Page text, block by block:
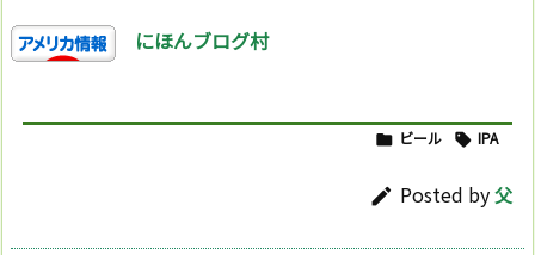
にほんブログ村
 ビール  IPA
 Posted by父